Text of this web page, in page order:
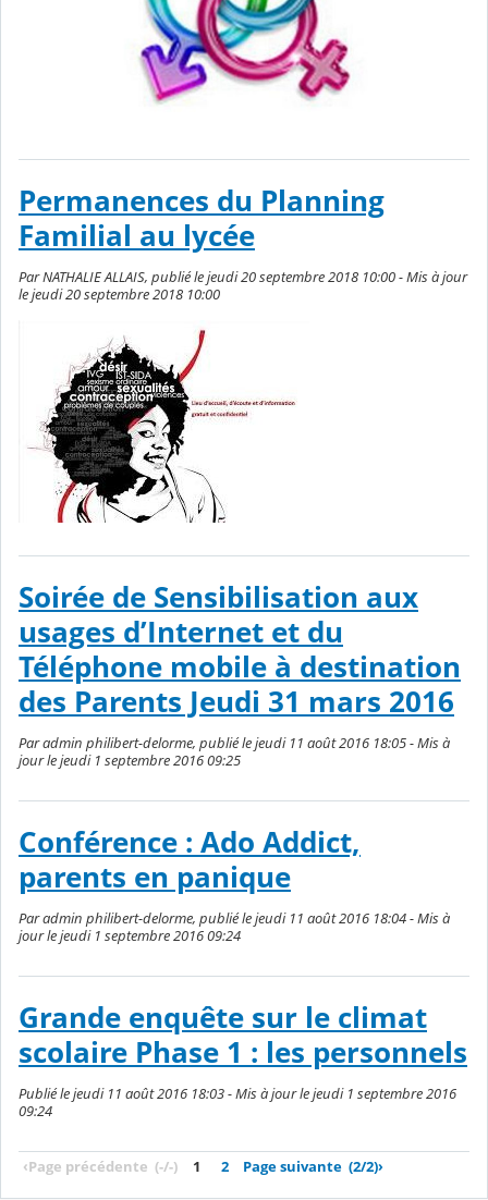
Permanences du Planning
Familial au lycée
Par NATHALIE ALLAIS, publié le jeudi 20 septembre 2018 10:00 - Mis à jour
le jeudi 20 septembre 2018 10:00
Soirée de Sensibilisation aux
usages d’Internet et du
Téléphone mobile à destination
des Parents Jeudi 31 mars 2016
Par admin philibert-delorme, publié le jeudi 11 août 2016 18:05 - Mis à
jour le jeudi 1 septembre 2016 09:25
Conférence : Ado Addict,
parents en panique
Par admin philibert-delorme, publié le jeudi 11 août 2016 18:04 - Mis à
jour le jeudi 1 septembre 2016 09:24
Grande enquête sur le climat
scolaire Phase 1 : les personnels
Publié le jeudi 11 août 2016 18:03 - Mis à jour le jeudi 1 septembre 2016
09:24
‹Page précédente (-/-) 1 2 Page suivante (2/2)›